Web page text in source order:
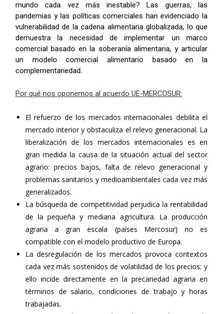
mundo cada vez más inestable? Las guerras, las
pandemias y las políticas comerciales han evidenciado la
vulnerabilidad de la cadena alimentaria globalizada, lo que
demuestra la necesidad de implementar un marco
comercial basado en la soberanía alimentaria, y articular
un modelo comercial alimentario basado en la
complementariedad.
Por qué nos oponemos al acuerdo UE-MERCOSUR:
El refuerzo de los mercados internacionales debilita el
mercado interior y obstaculiza el relevo generacional. La
liberalización de los mercados internacionales es en
gran medida la causa de la situación actual del sector
agrario: precios bajos, falta de relevo generacional y
problemas sanitarios y medioambientales cada vez más
generalizados.
La búsqueda de competitividad perjudica la rentabilidad
de la pequeña y mediana agricultura. La producción
agraria a gran escala (países Mercosur) no es
compatible con el modelo productivo de Europa.
La desregulación de los mercados provoca contextos
cada vez más sostenidos de volatilidad de los precios; y
ello incide directamente en la precariedad agraria en
términos de salario, condiciones de trabajo y horas
trabajadas.